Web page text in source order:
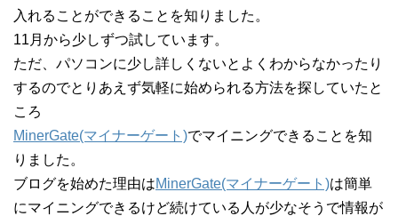
入れることができることを知りました。
11月から少しずつ試しています。
ただ、パソコンに少し詳しくないとよくわからなかったり
するのでとりあえず気軽に始められる方法を探していたと
ころ
MinerGate(マイナーゲート)でマイニングできることを知
りました。
ブログを始めた理由はMinerGate(マイナーゲート)は簡単
にマイニングできるけど続けている人が少なそうで情報が